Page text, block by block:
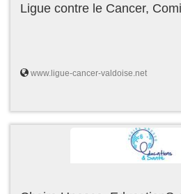
Ligue contre le Cancer,
www.ligue-cancer-valdoise.net